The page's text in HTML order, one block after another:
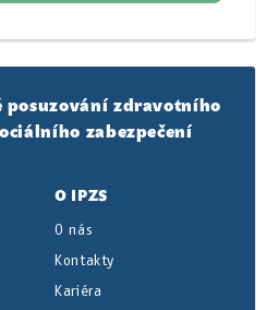
posuzování zdravotního
zabezpečení
O IPZS
O nás
Kontakty
Kariéra